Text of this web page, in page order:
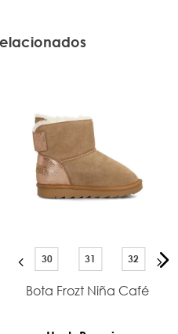
30 31 32
Bota Frozt Niña Café